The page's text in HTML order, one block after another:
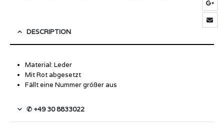
DESCRIPTION
Material: Leder
Mit Rot abgesetzt
Fällt eine Nummer größer aus
✆ +49 30 8833022